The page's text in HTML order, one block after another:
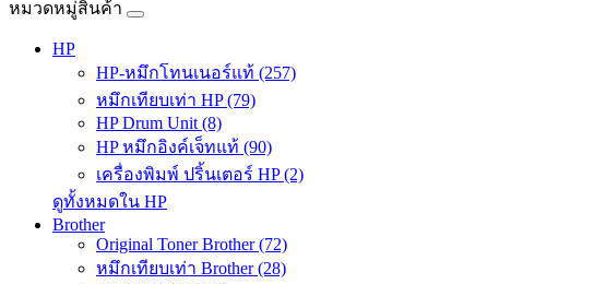
หมวดหมู่สินค้า
HP
HP-หมึกโทนเนอร์แท้ (257)
หมึกเทียบเท่า HP (79)
HP Drum Unit (8)
HP หมึกอิงค์เจ็ทแท้ (90)
เครื่องพิมพ์ ปริ้นเตอร์ HP (2)
ดูทั้งหมดใน HP
Brother
Original Toner Brother (72)
หมึกเทียบเท่า Brother (28)